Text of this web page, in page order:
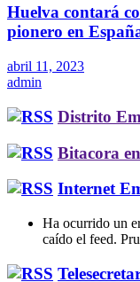
Huelva contará
pionero en
abril 11, 2023
admin
Distrito
Bitacora
Internet
Ha ocurrido un
caído el feed.